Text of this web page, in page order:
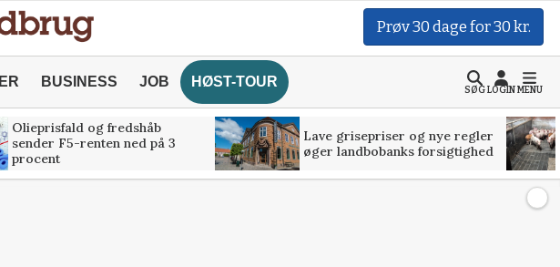
Prøv 30 dage for 30 kr.
BUSINESS JOB HØST-TOUR
SØGLOGINMENU
Olieprisfald og fredshåb
sender F5-renten ned på 3
procent
Lave grisepriser og nye regler
øger landbobanks forsigtighed